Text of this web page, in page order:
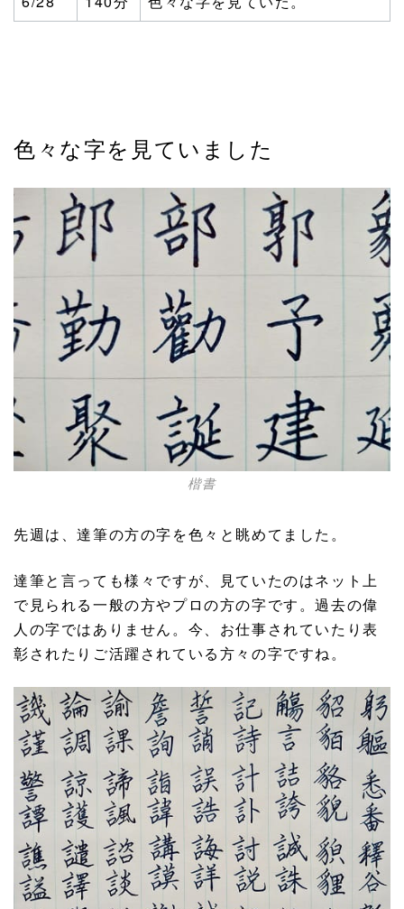
色々な字を見ていました
楷書
先週は、達筆の方の字を色々と眺めてました。
達筆と言っても様々ですが、見ていたのはネット上
で見られる一般の方やプロの方の字です。過去の偉
人の字ではありません。今、お仕事されていたり表
彰されたりご活躍されている方々の字ですね。